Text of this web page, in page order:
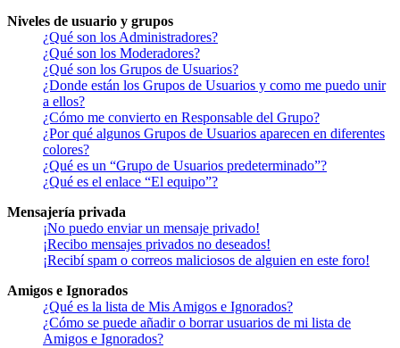
Niveles de usuario y grupos
¿Qué son los Administradores?
¿Qué son los Moderadores?
¿Qué son los Grupos de Usuarios?
¿Donde están los Grupos de Usuarios y como me puedo unir
a ellos?
¿Cómo me convierto en Responsable del Grupo?
¿Por qué algunos Grupos de Usuarios aparecen en diferentes
colores?
¿Qué es un “Grupo de Usuarios predeterminado”?
¿Qué es el enlace “El equipo”?
Mensajería privada
¡No puedo enviar un mensaje privado!
¡Recibo mensajes privados no deseados!
¡Recibí spam o correos maliciosos de alguien en este foro!
Amigos e Ignorados
¿Qué es la lista de Mis Amigos e Ignorados?
¿Cómo se puede añadir o borrar usuarios de mi lista de
Amigos e Ignorados?